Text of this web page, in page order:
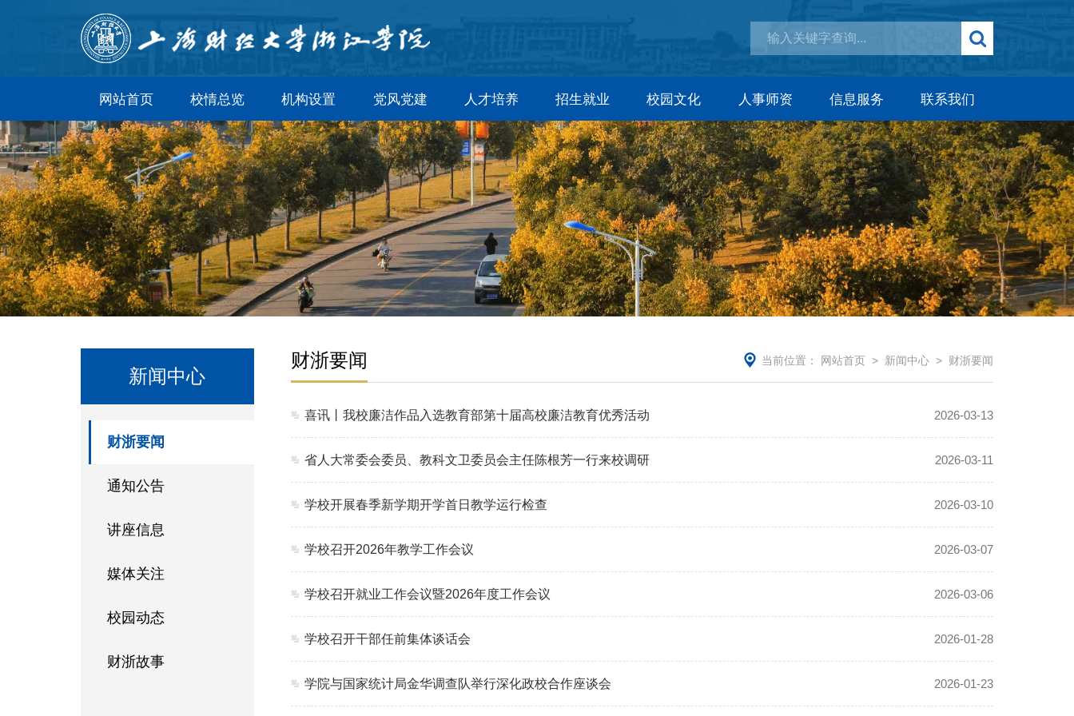
网站首页 校情总览 机构设置 党风党建 人才培养 招生就业 校园文化 人事师资 信息服务 联系我们
新闻中心
财浙要闻
通知公告
讲座信息
媒体关注
校园动态
财浙故事
当前位置： 网站首页 > 新闻中心 > 财浙要闻
财浙要闻
喜讯丨我校廉洁作品入选教育部第十届高校廉洁教育优秀活动 2026-03-13
省人大常委会委员、教科文卫委员会主任陈根芳一行来校调研 2026-03-11
学校开展春季新学期开学首日教学运行检查 2026-03-10
学校召开2026年教学工作会议 2026-03-07
学校召开就业工作会议暨2026年度工作会议 2026-03-06
学校召开干部任前集体谈话会​ 2026-01-28
学院与国家统计局金华调查队举行深化政校合作座谈会 2026-01-23